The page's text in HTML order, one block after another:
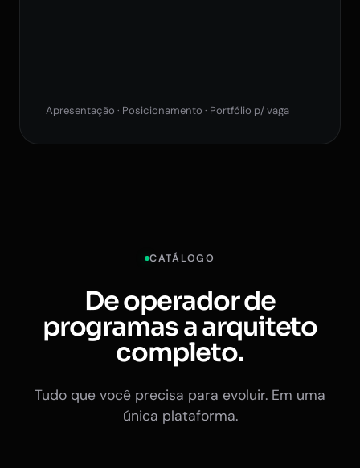
Apresentação · Posicionamento · Portfólio p/ vaga
CATÁLOGO
De operador de
programas a arquiteto
completo.
Tudo que você precisa para evoluir. Em uma
única plataforma.